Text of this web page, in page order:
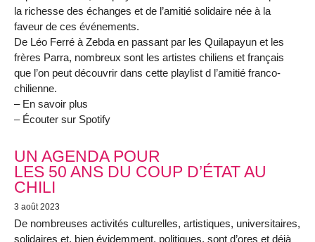
la richesse des échanges et de l’amitié solidaire née à la
faveur de ces événements.
De Léo Ferré à Zebda en passant par les Quilapayun et les
frères Parra, nombreux sont les artistes chiliens et français
que l’on peut découvrir dans cette playlist d l’amitié franco-
chilienne.
– En savoir plus
– Écouter sur Spotify
UN AGENDA POUR
LES 50 ANS DU COUP D’ÉTAT AU
CHILI
3 août 2023
De nombreuses activités culturelles, artistiques, universitaires,
solidaires et, bien évidemment, politiques, sont d’ores et déjà